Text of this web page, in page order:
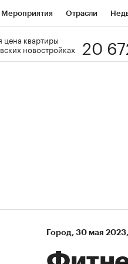
Мероприятия Отрасли
цена квартиры
новостройках
20
Город⁠, 30 мая